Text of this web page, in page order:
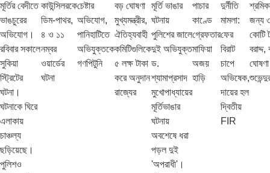
মূর্তির বেদীতে
ভাঙচুরের
অভিযোগ।
রবিবার সকালে
সুকিয়া
স্ট্রিটের
ঘটনা।
ঘটনাকে ঘিরে
এলাকায়
চাঞ্চল্য
ছড়িয়েছে।
পুলিশও
কাউন্সিলরকে
ডিম-পাথর,
৪ ও ১১
নম্বর
ওয়ার্ডের
ঘটনা
চেষ্টার
অভিযোগ,
পানিহাটিতে
অভিযুক্তকে
গণপিটুনি
বড় ঘোষণা
মুখ্যমন্ত্রীর,
ঐতিহ্যবাহী
কমিটিগুলিকে
৫ লক্ষ টাকা
করে অনুদান
রাজ্যের
মূর্তি ভাঙার
ঘটনায়
পুলিশের জালে
দুই অভিযুক্ত
ড.
শ্যামাপ্রসাদ
মুখোপাধ্যায়ের
মূর্তিভাঙার
ঘটনায়
অবশেষে ধরা
পড়ল দুই
'অপরাধী'।
পাচার
কাণ্ডে
গ্রেফতার
মাফিয়া
অজয়
হাড়ি
দুর্নীতি
মামলা:
ফের
বিরাট
চাপে
অভিষেক,
দায়ের হল
দ্বিতীয়
FIR
জন্য
কোটি
ঘোষণা